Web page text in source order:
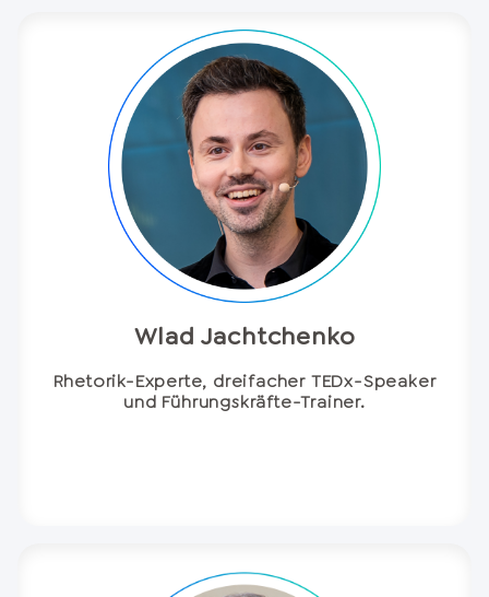
Wlad Jachtchenko
Rhetorik-Experte, dreifacher TEDx-Speaker
und Führungskräfte-Trainer.